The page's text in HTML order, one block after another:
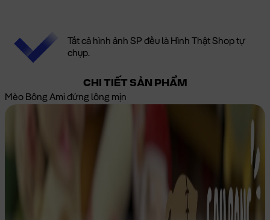
Tất cả hình ảnh SP đều là Hình Thật Shop tự
chụp.
CHI TIẾT SẢN PHẨM
Mèo Bông Ami đứng lông mịn